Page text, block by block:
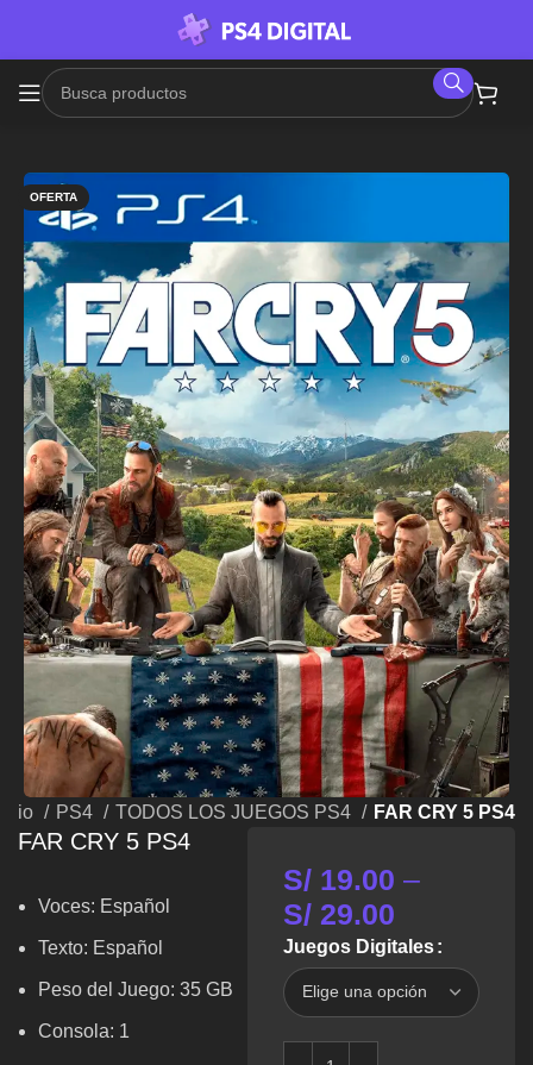
OFERTA
PS4 TODOS LOS JUEGOS PS4 FAR CRY 5 PS4
FAR CRY 5 PS4
Voces: Español
Texto: Español
Peso del Juego: 35 GB
Consola: 1
S/19.00 –
S/29.00
Juegos Digitales